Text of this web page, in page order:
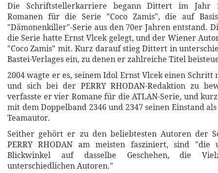
Die Schriftstellerkarriere begann Dittert im Jahr
Romanen für die Serie "Coco Zamis", die auf
"Dämonenkiller"-Serie aus den 70er Jahren entstand.
die Serie hatte Ernst Vlcek gelegt, und der Wiener
"Coco Zamis" mit. Kurz darauf stieg Dittert in
Bastei-Verlages ein, zu denen er zahlreiche Titel
2004 wagte er es, seinem Idol Ernst Vlcek einen Schritt
und sich bei der PERRY RHODAN-Redaktion zu
verfasste er vier Romane für die ATLAN-Serie, und
mit dem Doppelband 2346 und 2347 seinen Einstand als
Teamautor.
Seither gehört er zu den beliebtesten Autoren der
PERRY RHODAN am meisten fasziniert, sind "die
Blickwinkel auf dasselbe Geschehen, die
unterschiedlichen Autoren."